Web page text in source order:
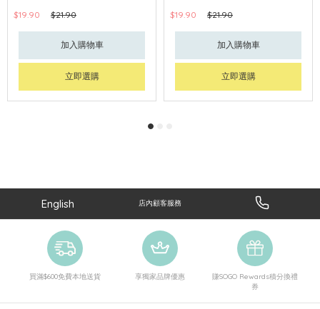
$19.90
$21.90
加入購物車
立即選購
$19.90
$21.90
加入購物車
立即選購
English 店內顧客服務
買滿$600免費本地送貨 享獨家品牌優惠
賺SOGO Rewards積分換禮
券